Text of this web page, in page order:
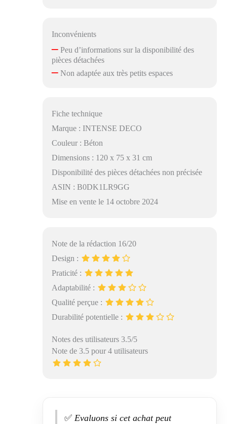
Inconvénients
–Peu d’informations sur la disponibilité des
pièces détachées
–Non adaptée aux très petits espaces
Fiche technique
Marque : INTENSE DECO
Couleur : Béton
Dimensions : 120 x 75 x 31 cm
Disponibilité des pièces détachées non précisée
ASIN : B0DK1LR9GG
Mise en vente le 14 octobre 2024
Note de la rédaction 16/20
Design :
Praticité :
Adaptabilité :
Qualité perçue :
Durabilité potentielle :
Notes des utilisateurs 3.5/5
Note de 3.5 pour 4 utilisateurs
✅ Evaluons si cet achat peut